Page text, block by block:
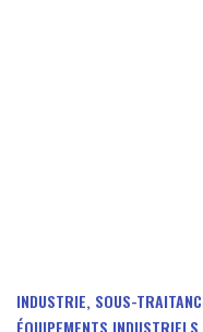
INDUSTRIE, SOUS-
ÉQUIPEMENTS INDUSTRIELS